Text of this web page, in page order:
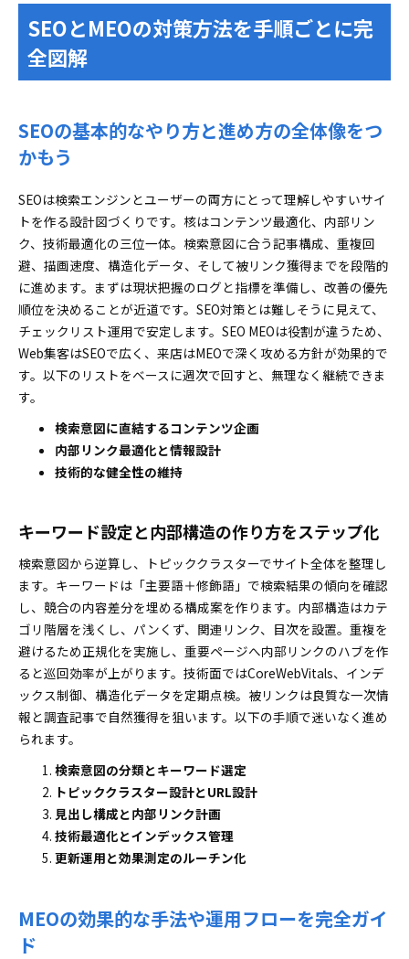
SEOとMEOの対策方法を手順ごとに完
全図解
SEOの基本的なやり方と進め方の全体像をつ
かもう
SEOは検索エンジンとユーザーの両方にとって理解しやすいサイ
トを作る設計図づくりです。核はコンテンツ最適化、内部リン
ク、技術最適化の三位一体。検索意図に合う記事構成、重複回
避、描画速度、構造化データ、そして被リンク獲得までを段階的
に進めます。まずは現状把握のログと指標を準備し、改善の優先
順位を決めることが近道です。SEO対策とは難しそうに見えて、
チェックリスト運用で安定します。SEO MEOは役割が違うため、
Web集客はSEOで広く、来店はMEOで深く攻める方針が効果的で
す。以下のリストをベースに週次で回すと、無理なく継続できま
す。
検索意図に直結するコンテンツ企画
内部リンク最適化と情報設計
技術的な健全性の維持
キーワード設定と内部構造の作り方をステップ化
検索意図から逆算し、トピッククラスターでサイト全体を整理し
ます。キーワードは「主要語＋修飾語」で検索結果の傾向を確認
し、競合の内容差分を埋める構成案を作ります。内部構造はカテ
ゴリ階層を浅くし、パンくず、関連リンク、目次を設置。重複を
避けるため正規化を実施し、重要ページへ内部リンクのハブを作
ると巡回効率が上がります。技術面ではCoreWebVitals、インデ
ックス制御、構造化データを定期点検。被リンクは良質な一次情
報と調査記事で自然獲得を狙います。以下の手順で迷いなく進め
られます。
検索意図の分類とキーワード選定
トピッククラスター設計とURL設計
見出し構成と内部リンク計画
技術最適化とインデックス管理
更新運用と効果測定のルーチン化
MEOの効果的な手法や運用フローを完全ガイ
ド